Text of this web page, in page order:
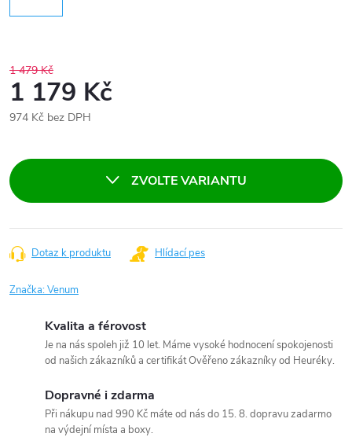
1 479 Kč
1 179 Kč
974 Kč bez DPH
ZVOLTE VARIANTU
Dotaz k produktu Hlídací pes
Značka:Venum
Kvalita a férovost
Je na nás spoleh již 10 let. Máme vysoké hodnocení spokojenosti
od našich zákazníků a certifikát Ověřeno zákazníky od Heuréky.
Dopravné i zdarma
Při nákupu nad 990 Kč máte od nás do 15. 8. dopravu zadarmo
na výdejní místa a boxy.